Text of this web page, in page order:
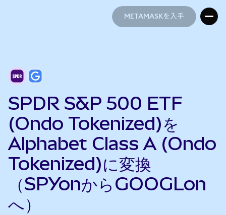
METAMASKを入手
SPDR S&P 500 ETF
(Ondo Tokenized)を
Alphabet Class A (Ondo
Tokenized)に変換
（SPYonからGOOGLon
へ）